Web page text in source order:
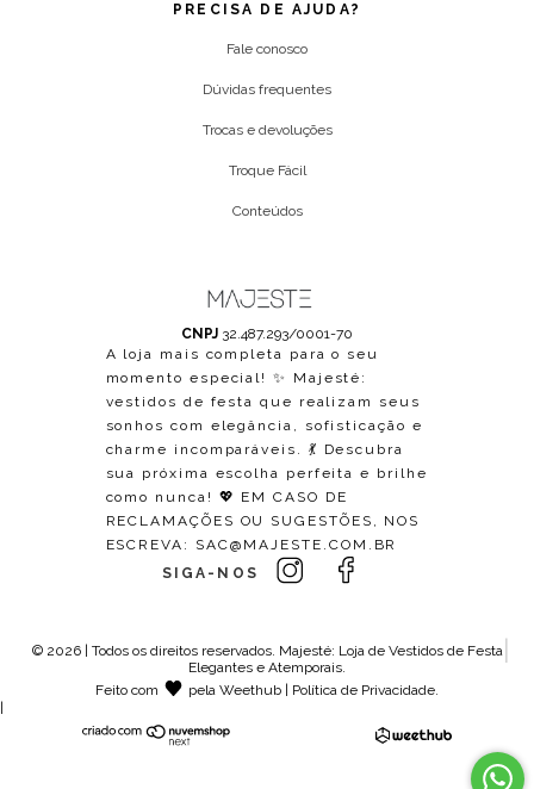
PRECISA DE AJUDA?
Fale conosco
Dúvidas frequentes
Trocas e devoluções
Troque Fácil
Conteúdos
CNPJ 32.487.293/0001-70
A loja mais completa para o seu
momento especial! ✨ Majesté:
vestidos de festa que realizam seus
sonhos com elegância, sofisticação e
charme incomparáveis. 💃 Descubra
sua próxima escolha perfeita e brilhe
como nunca! 💖 EM CASO DE
RECLAMAÇÕES OU SUGESTÕES, NOS
ESCREVA: SAC@MAJESTE.COM.BR
SIGA-NOS
© 2026 | Todos os direitos reservados. Majesté: Loja de Vestidos de Festa
Elegantes e Atemporais.
Feito com
pelaWeethub Política de Privacidade.
|